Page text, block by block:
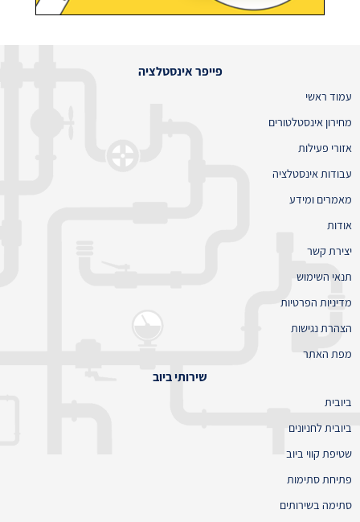
פייפר אינסטלציה
עמוד ראשי
מחירון אינסטלטורים
אזורי פעילות
עבודות אינסטלציה
מאמרים ומידע
אודות
יצירת קשר
תנאי השימוש
מדיניות הפרטיות
הצהרת נגישות
מפת האתר
שירותי ביוב
ביובית
ביובית לחניונים
שטיפת קווי ביוב
פתיחת סתימות
סתימה בשירותים